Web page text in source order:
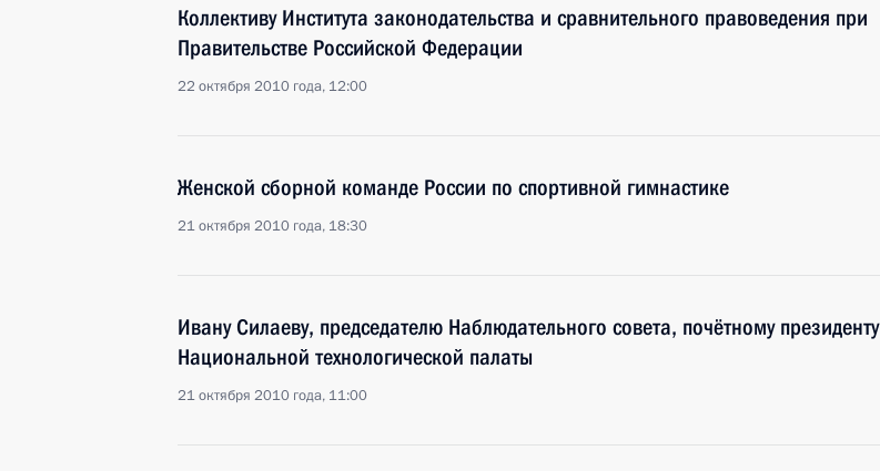
Коллективу Института законодательства и сравнительного правоведения при
Правительстве Российской Федерации
22 октября 2010 года, 12:00
Женской сборной команде России по спортивной гимнастике
21 октября 2010 года, 18:30
Ивану Силаеву, председателю Наблюдательного совета, почётному президенту
Национальной технологической палаты
21 октября 2010 года, 11:00